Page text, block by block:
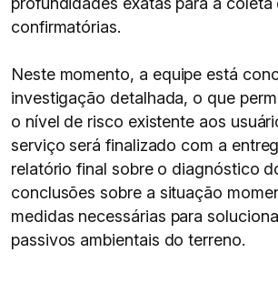
confirmatórias.
Neste momento, a equipe está
investigação detalhada, o que
o nível de risco existente aos
serviço será finalizado com a
relatório final sobre o diagnóstico
conclusões sobre a situação
medidas necessárias para
passivos ambientais do terreno.